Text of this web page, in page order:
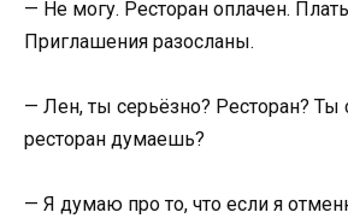
— Не могу. Ресторан оплачен.
Приглашения разосланы.
— Лен, ты серьёзно? Ресторан? Ты
ресторан думаешь?
— Я думаю про то, что если я